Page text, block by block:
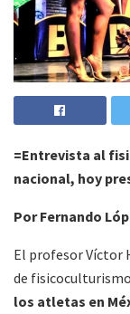
=Entrevista al
nacional, hoy
Por Fernando
El profesor Víctor
de
los atletas en